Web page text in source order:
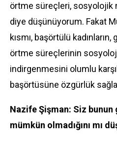
örtme süreçleri, sosyolojik
diye düşünüyorum. Fakat
kısmı, başörtülü kadınların,
örtme süreçlerinin
indirgenmesini olumlu
başörtüsüne özgürlük
Nazife Şişman: Siz
mümkün olmadığını mı